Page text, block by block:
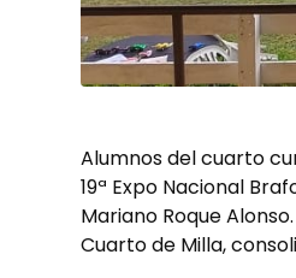
Alumnos del cuarto
19ª Expo Nacional
Mariano Roque Alonso.
Cuarto de Milla,